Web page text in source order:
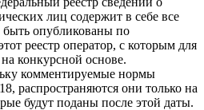
лиц содержит в себе все
опубликованы по
реестр оператор, с которым для
конкурсной основе.
комментируемые нормы
распространяются они только на
будут поданы после этой даты.